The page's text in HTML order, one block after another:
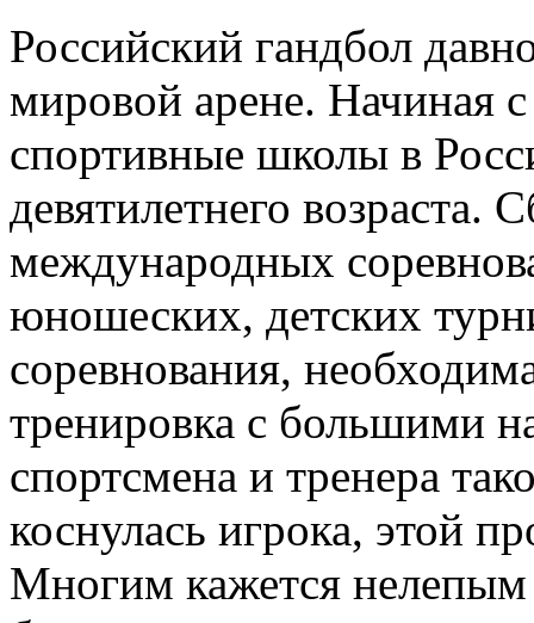
Российский гандбол
мировой арене. Начиная
спортивные школы в
девятилетнего возраста.
международных
юношеских, детских
соревнования,
тренировка с большими
спортсмена и тренера
коснулась игрока, этой
Многим кажется нелепым